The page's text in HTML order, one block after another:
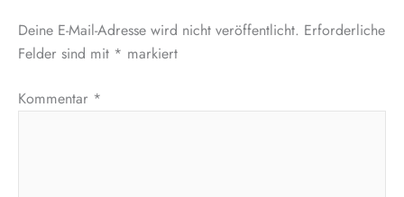
Deine E-Mail-Adresse wird nicht veröffentlicht. Erforderliche
Felder sind mit * markiert
Kommentar *